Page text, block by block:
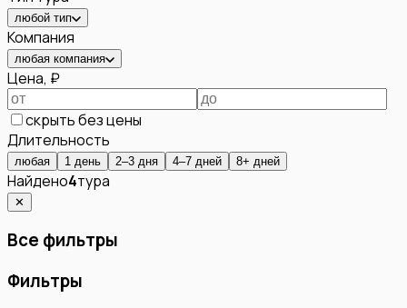
любой тип
Компания
любая компания
Цена, ₽
скрыть без цены
Длительность
любая 1 день 2–3 дня 4–7 дней 8+ дней
Найдено4тура
✕
Все фильтры
Фильтры